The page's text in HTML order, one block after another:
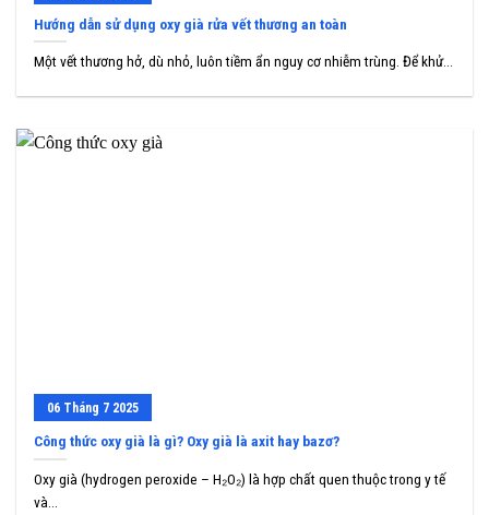
Hướng dẫn sử dụng oxy già rửa vết thương an toàn
Một vết thương hở, dù nhỏ, luôn tiềm ẩn nguy cơ nhiễm trùng. Để khử...
06 Tháng 7 2025
Công thức oxy già là gì? Oxy già là axit hay bazơ?
Oxy già (hydrogen peroxide – H₂O₂) là hợp chất quen thuộc trong y tế
và...